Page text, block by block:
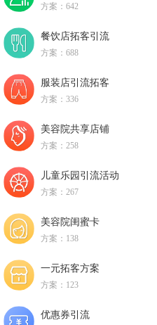
方案：642
餐饮店拓客引流
方案：688
服装店引流拓客
方案：336
美容院共享店铺
方案：258
儿童乐园引流活动
方案：267
美容院闺蜜卡
方案：138
一元拓客方案
方案：123
优惠券引流